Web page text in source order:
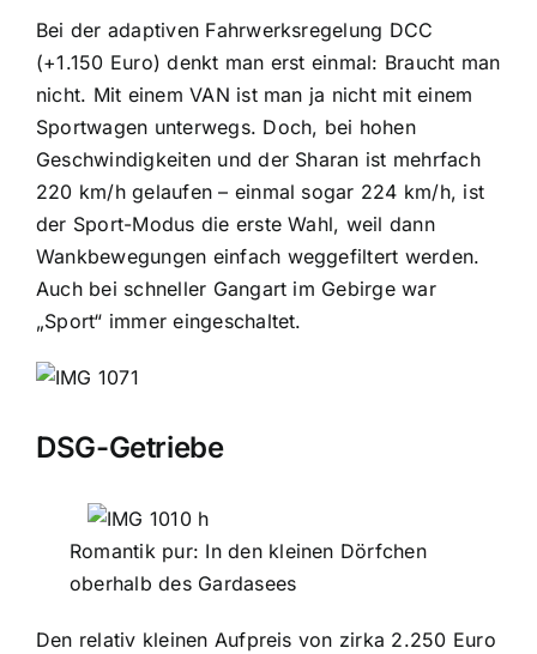
Bei der adaptiven Fahrwerksregelung DCC
(+1.150 Euro) denkt man erst einmal: Braucht man
nicht. Mit einem VAN ist man ja nicht mit einem
Sportwagen unterwegs. Doch, bei hohen
Geschwindigkeiten und der Sharan ist mehrfach
220 km/h gelaufen – einmal sogar 224 km/h, ist
der Sport-Modus die erste Wahl, weil dann
Wankbewegungen einfach weggefiltert werden.
Auch bei schneller Gangart im Gebirge war
„Sport“ immer eingeschaltet.
DSG-Getriebe
Romantik pur: In den kleinen Dörfchen
oberhalb des Gardasees
Den relativ kleinen Aufpreis von zirka 2.250 Euro